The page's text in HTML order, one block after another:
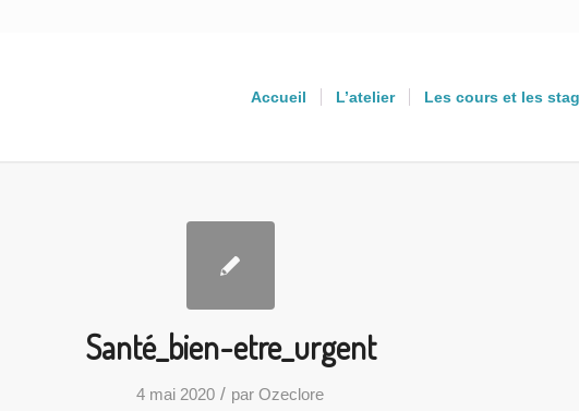
Accueil L’atelier Les cours et les
Santé_bien-etre_urgent
4 mai 2020 / par Ozeclore